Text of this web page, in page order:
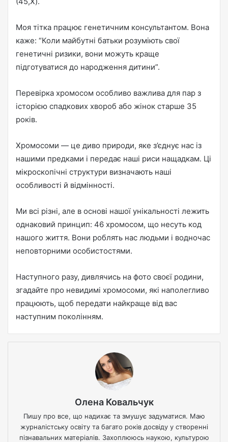
Моя тітка працює генетичним консультантом. Вона
каже: “Коли майбутні батьки розуміють свої
генетичні ризики, вони можуть краще
підготуватися до народження дитини”.
Перевірка хромосом особливо важлива для пар з
історією спадкових хвороб або жінок старше 35
років.
Хромосоми — це диво природи, яке з’єднує нас із
нашими предками і передає наші риси нащадкам. Ці
мікроскопічні структури визначають наші
особливості й відмінності.
Ми всі різні, але в основі нашої унікальності лежить
однаковий принцип: 46 хромосом, що несуть код
нашого життя. Вони роблять нас людьми і водночас
неповторними особистостями.
Наступного разу, дивлячись на фото своєї родини,
згадайте про невидимі хромосоми, які наполегливо
працюють, щоб передати найкраще від вас
наступним поколінням.
Олена Ковальчук
Пишу про все, що надихає та змушує задуматися. Маю
журналістську освіту та багато років досвіду у створенні
пізнавальних матеріалів. Захоплююсь наукою, культурою